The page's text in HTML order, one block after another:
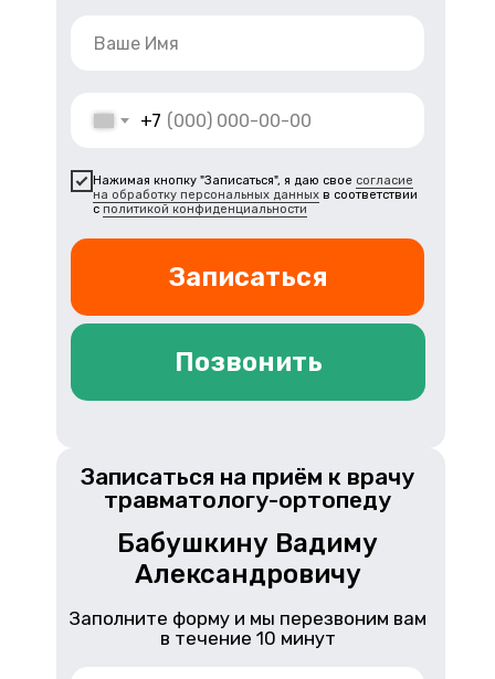
+7
Нажимая кнопку "Записаться", я даю свое согласие
на обработку персональных данных в соответствии
с политикой конфиденциальности
Записаться
Позвонить
Заполните форму и мы перезвоним вам
в течение 10 минут
Бабушкину Вадиму
Александровичу
Записаться на приём к врачу
травматологу-ортопеду